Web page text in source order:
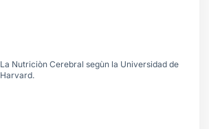
La Nutriciòn Cerebral segùn la Universidad de
Harvard.